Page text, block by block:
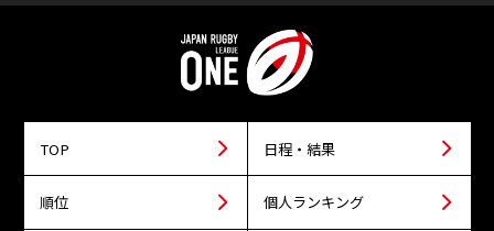
TOP 日程・結果
順位 個人ランキング